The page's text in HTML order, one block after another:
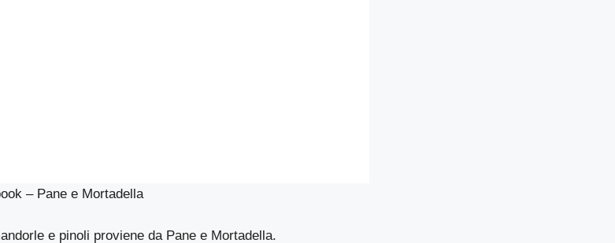
– Pane e Mortadella
e pinoli proviene da Pane e Mortadella.